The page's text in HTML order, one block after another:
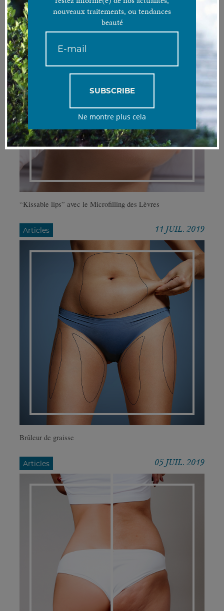
“Kissable lips” avec le Microfilling des Lèvres
Articles 11 JUIL. 2019
Brûleur de graisse
Articles 05 JUIL. 2019
nouveaux traitements, ou tendances
beauté
SUBSCRIBE
Ne montre plus cela